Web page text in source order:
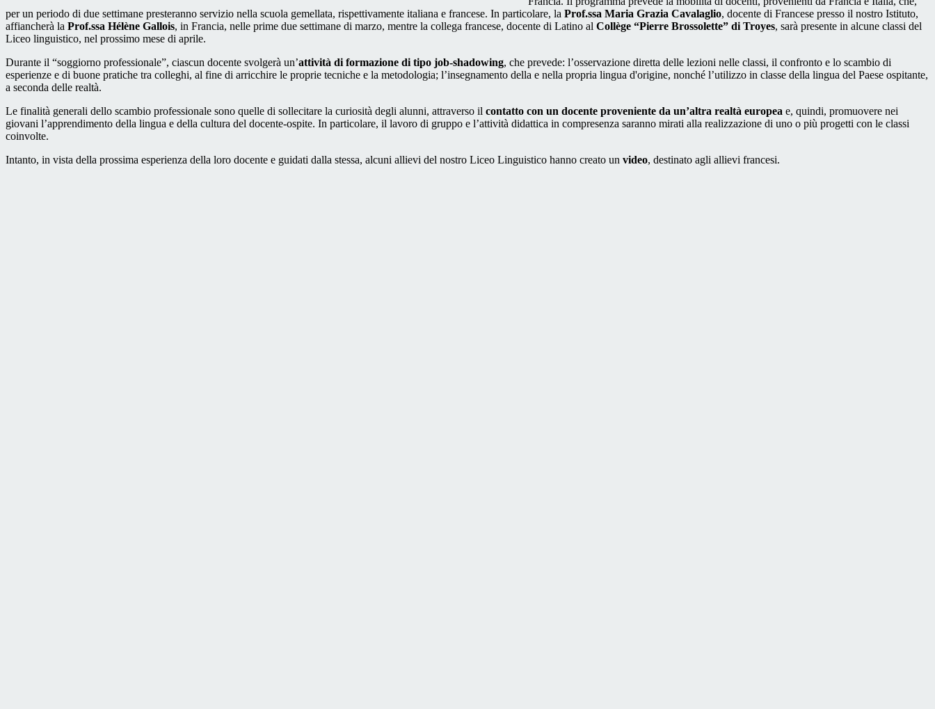
per un periodo di due settimane presteranno servizio nella scuola gemellata, rispettivamente italiana e francese. In particolare, la Prof.ssa Maria Grazia Cavalaglio, docente di Francese presso il nostro Istituto,
affiancherà la Prof.ssa Hélène Gallois, in Francia, nelle prime due settimane di marzo, mentre la collega francese, docente di Latino al Collège “Pierre Brossolette” di Troyes, sarà presente in alcune classi del
Liceo linguistico, nel prossimo mese di aprile.
Durante il “soggiorno professionale”, ciascun docente svolgerà un’attività di formazione di tipo job-shadowing, che prevede: l’osservazione diretta delle lezioni nelle classi, il confronto e lo scambio di
esperienze e di buone pratiche tra colleghi, al fine di arricchire le proprie tecniche e la metodologia; l’insegnamento della e nella propria lingua d'origine, nonché l’utilizzo in classe della lingua del Paese ospitante,
a seconda delle realtà.
Le finalità generali dello scambio professionale sono quelle di sollecitare la curiosità degli alunni, attraverso il contatto con un docente proveniente da un’altra realtà europea e, quindi, promuovere nei
giovani l’apprendimento della lingua e della cultura del docente-ospite. In particolare, il lavoro di gruppo e l’attività didattica in compresenza saranno mirati alla realizzazione di uno o più progetti con le classi
coinvolte.
Intanto, in vista della prossima esperienza della loro docente e guidati dalla stessa, alcuni allievi del nostro Liceo Linguistico hanno creato un video, destinato agli allievi francesi.